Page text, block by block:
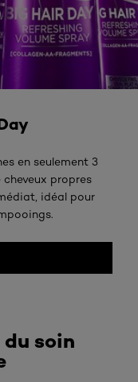
en seulement 3
propres
idéal pour
soin